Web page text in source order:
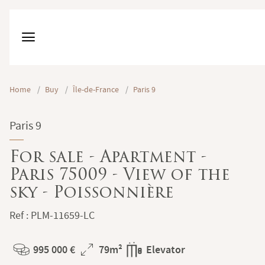
Home / Buy / Île-de-France / Paris 9
Paris 9
For sale - Apartment -
Paris 75009 - View of the
sky - Poissonnière
Ref : PLM-11659-LC
Price
995 000 €
Total
79m²
Elevator